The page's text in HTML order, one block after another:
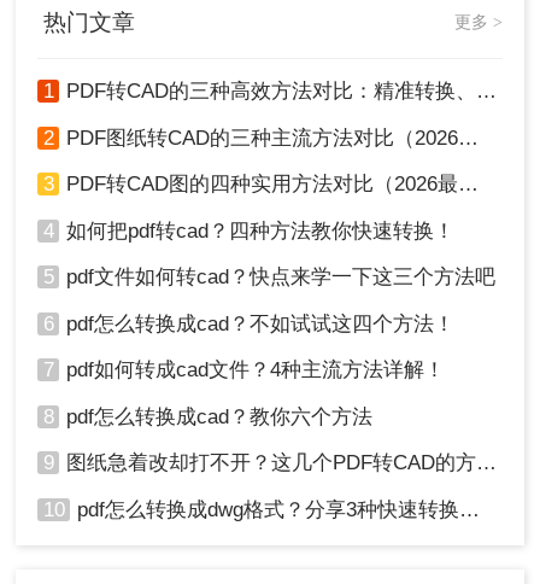
就不难了。
热门文章 更多 >
1 PDF转CAD的三种高效方法对比：精准转换、可编辑、保图层！
2 PDF图纸转CAD的三种主流方法对比（2026实用版）：选对工具效率翻倍！
3 PDF转CAD图的四种实用方法对比（2026最新版）：按需选择，效率至上！
4 如何把pdf转cad？四种方法教你快速转换！
5 pdf文件如何转cad？快点来学一下这三个方法吧
6 pdf怎么转换成cad？不如试试这四个方法！
7 pdf如何转成cad文件？4种主流方法详解！
8 pdf怎么转换成cad？教你六个方法
9 图纸急着改却打不开？这几个PDF转CAD的方法真管用！
10 pdf怎么转换成dwg格式？分享3种快速转换方法！